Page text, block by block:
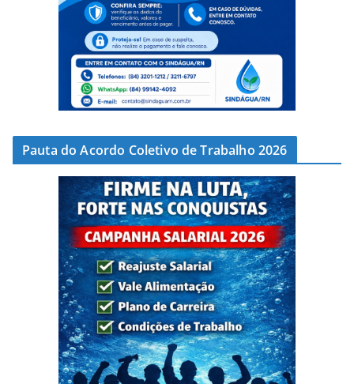
Pauta do Acordo Coletivo de Trabalho 2026